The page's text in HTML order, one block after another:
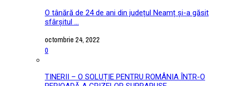
O tânără de 24 de ani din județul Neamț și-a găsit
sfârșitul ...
octombrie 24, 2022
0
TINERII – O SOLUȚIE PENTRU ROMÂNIA ÎNTR-O